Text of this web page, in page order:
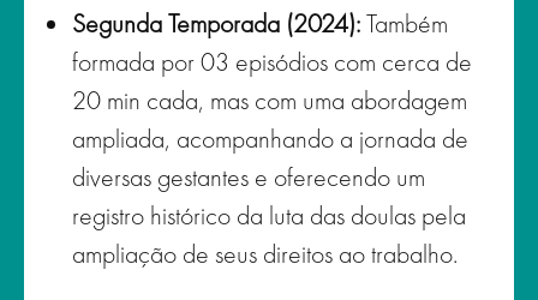
Segunda Temporada (2024):Também
formada por 03 episódios com cerca de
20 min cada, mas com uma abordagem
ampliada, acompanhando a jornada de
diversas gestantes e oferecendo um
registro histórico da luta das doulas pela
ampliação de seus direitos ao trabalho.